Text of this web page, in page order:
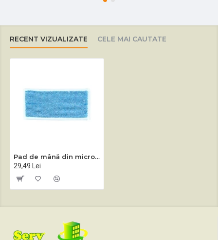
RECENT VIZUALIZATE CELE MAI CAUTATE
Pad de mână din microfibră alb-albastru
29,49 Lei